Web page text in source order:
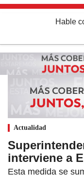
Hable
Actualidad
interviene a
Esta medida se